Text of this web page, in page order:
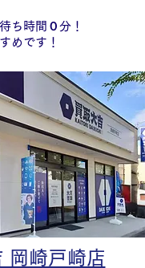
ち時間０分！
めです！
岡崎戸崎店